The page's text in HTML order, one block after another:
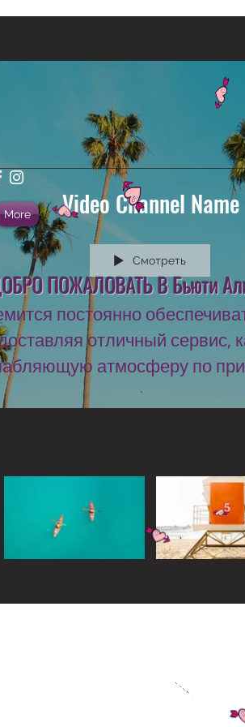
More
ПОЖАЛОВАТЬ В Бьюти
постоянно
отличный сервис,
атмосферу по
.
Widget Didn’t Load
Check your internet and refresh
If that doesn’t work, contact us.
Video Channel Name
Смотреть